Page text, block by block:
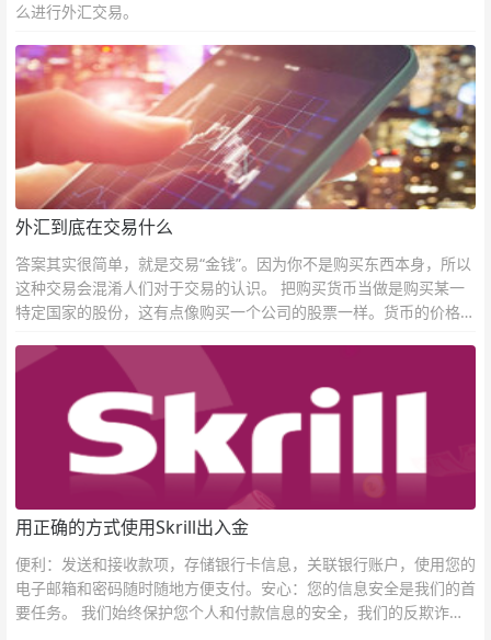
么进行外汇交易。
外汇到底在交易什么
答案其实很简单，就是交易“金钱”。因为你不是购买东西本身，所以
这种交易会混淆人们对于交易的认识。 把购买货币当做是购买某一
特定国家的股份，这有点像购买一个公司的股票一样。货币的价格直
用正确的方式使用Skrill出入金
便利：发送和接收款项，存储银行卡信息，关联银行账户，使用您的
电子邮箱和密码随时随地方便支付。安心：您的信息安全是我们的首
要任务。 我们始终保护您个人和付款信息的安全，我们的反欺诈团